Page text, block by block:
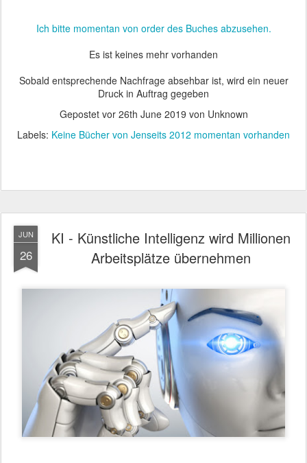
Ich bitte momentan von order des Buches abzusehen.
Es ist keines mehr vorhanden
Sobald entsprechende Nachfrage absehbar ist, wird ein neuer
Druck in Auftrag gegeben
Gepostet vor 26th June 2019 von Unknown
Labels: Keine Bücher von Jenseits 2012 momentan vorhanden
JUN
26
KI - Künstliche Intelligenz wird Millionen
Arbeitsplätze übernehmen